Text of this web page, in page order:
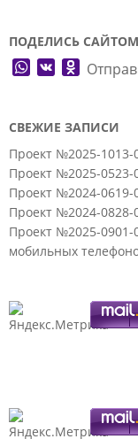
ПОДЕЛИСЬ
WhatsApp
VK
СВЕЖИЕ ЗАПИСИ
Проект №2025-1013-
Проект №2025-
Проект №2024-0619-
Проект №2024-0828-
Проект №2025-0901-
мобильных